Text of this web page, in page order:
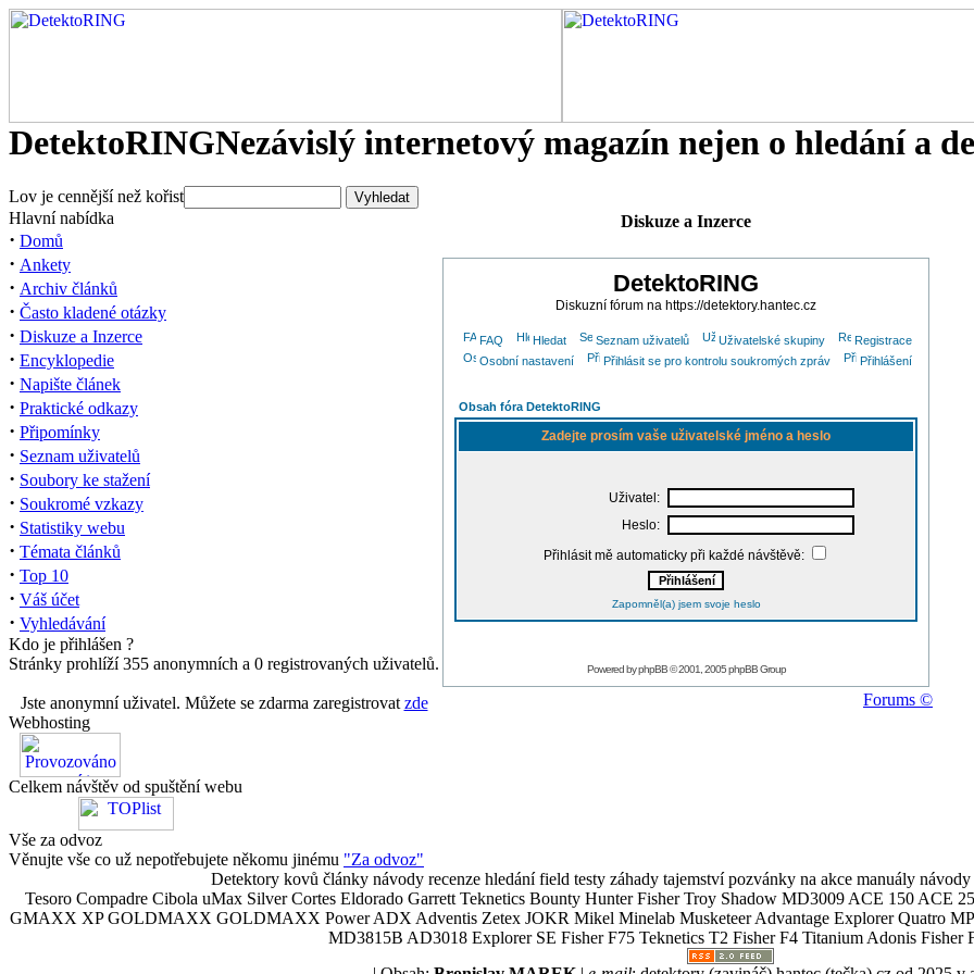
DetektoRINGNezávislý internetový magazín nejen o hledání a
Lov je cennější než kořist
Hlavní nabídka
· Domů
· Ankety
· Archiv článků
· Často kladené otázky
· Diskuze a Inzerce
· Encyklopedie
· Napište článek
· Praktické odkazy
· Připomínky
· Seznam uživatelů
· Soubory ke stažení
· Soukromé vzkazy
· Statistiky webu
· Témata článků
· Top 10
· Váš účet
· Vyhledávání
Kdo je přihlášen ?
Stránky prohlíží 355 anonymních a 0 registrovaných uživatelů.
Jste anonymní uživatel. Můžete se zdarma zaregistrovat zde
Webhosting
Celkem návštěv od spuštění webu
Vše za odvoz
Věnujte vše co už nepotřebujete někomu jinému "Za odvoz"
Diskuze a Inzerce
DetektoRING
Diskuzní fórum na https://detektory.hantec.cz
FAQ Hledat Seznam uživatelů Uživatelské skupiny
Registrace
Osobní nastavení
Přihlásit se pro kontrolu soukromých zpráv Přihlášení
Obsah fóra DetektoRING
Zadejte prosím vaše uživatelské jméno a heslo
Uživatel:
Heslo:
Přihlásit mě automaticky při každé návštěvě:
Zapomněl(a) jsem svoje heslo
Powered byphpBB© 2001, 2005 phpBB Group
Forums ©
Detektory kovů články návody recenze hledání field testy záhady tajemství pozvánky na akce manuály
Tesoro Compadre Cibola uMax Silver Cortes Eldorado Garrett Teknetics Bounty Hunter Fisher Troy Shadow MD3009 ACE 150 ACE
GMAXX XP GOLDMAXX GOLDMAXX Power ADX Adventis Zetex JOKR Mikel Minelab Musketeer Advantage Explorer Quatro
MD3815B AD3018 Explorer SE Fisher F75 Teknetics T2 Fisher F4 Titanium Adonis Fisher